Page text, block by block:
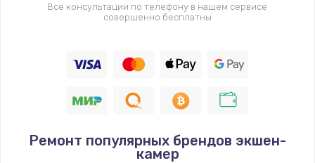
Все консультации по телефону в нашем сервисе
совершенно бесплатны
Ремонт популярных брендов экшен-
камер